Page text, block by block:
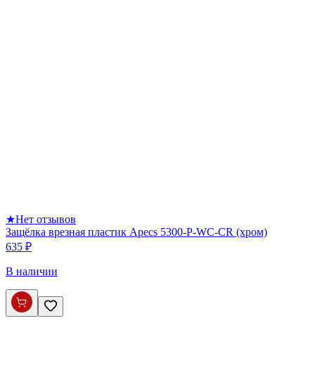
★Нет отзывов
Защёлка врезная пластик Apecs 5300-P-WC-CR (хром)
635 ₽
В наличии